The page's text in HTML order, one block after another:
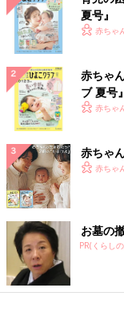
（笑）。
「今年はデビューし
知っている人がいな
子どもの水着の
第1位 何歳児でも
第2位 10歳
第3位 6歳児までな
子どもとプールや海
なりません。成長が
と、ワンシーズンの
「水遊び用おむつ
夏号』
いっぱ
赤ちゃ
赤ちゃ
ブ 夏号
く！ お
赤ちゃ
赤ちゃ
赤ちゃ
お墓の
PR(くらし